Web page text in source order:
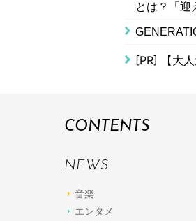
とは？「迎
[PR] 【大
CONTENTS
NEWS
音楽
エンタメ